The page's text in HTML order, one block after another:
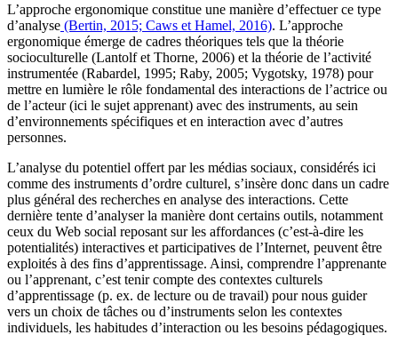
L’approche ergonomique constitue une manière d’effectuer ce type
d’analyse (Bertin, 2015; Caws et Hamel, 2016). L’approche
ergonomique émerge de cadres théoriques tels que la théorie
socioculturelle (Lantolf et Thorne, 2006) et la théorie de l’activité
instrumentée (Rabardel, 1995; Raby, 2005; Vygotsky, 1978) pour
mettre en lumière le rôle fondamental des interactions de l’actrice ou
de l’acteur (ici le sujet apprenant) avec des instruments, au sein
d’environnements spécifiques et en interaction avec d’autres
personnes.
L’analyse du potentiel offert par les médias sociaux, considérés ici
comme des instruments d’ordre culturel, s’insère donc dans un cadre
plus général des recherches en analyse des interactions. Cette
dernière tente d’analyser la manière dont certains outils, notamment
ceux du Web social reposant sur les affordances (c’est-à-dire les
potentialités) interactives et participatives de l’Internet, peuvent être
exploités à des fins d’apprentissage. Ainsi, comprendre l’apprenante
ou l’apprenant, c’est tenir compte des contextes culturels
d’apprentissage (p. ex. de lecture ou de travail) pour nous guider
vers un choix de tâches ou d’instruments selon les contextes
individuels, les habitudes d’interaction ou les besoins pédagogiques.